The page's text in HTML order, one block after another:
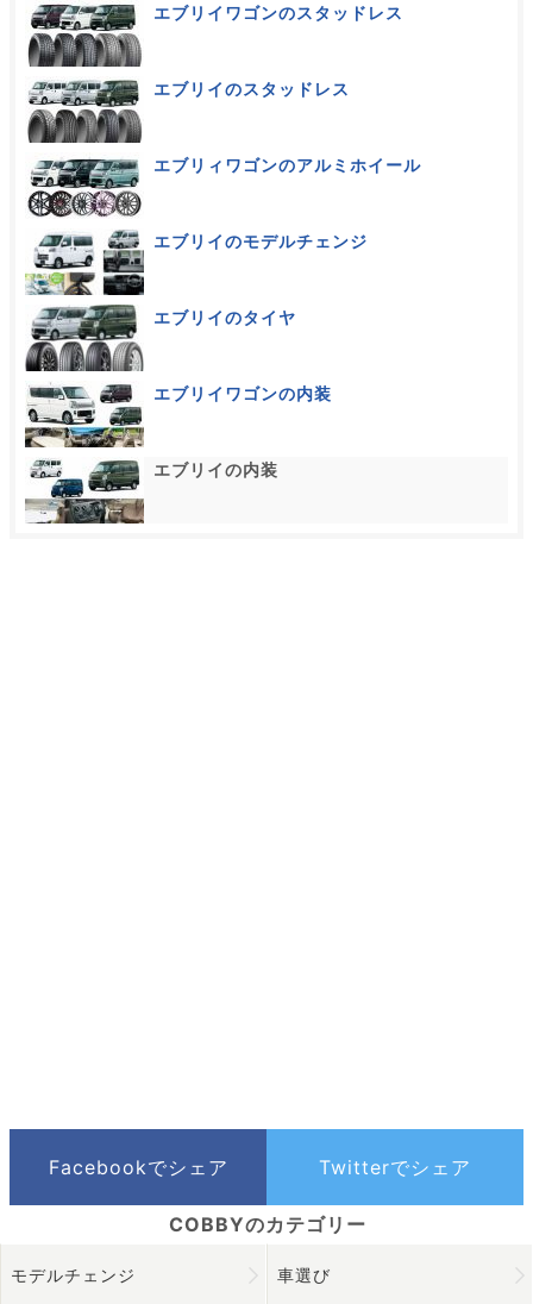
エブリイワゴンのスタッドレス
エブリイのスタッドレス
エブリィワゴンのアルミホイール
エブリイのモデルチェンジ
エブリイのタイヤ
エブリイワゴンの内装
エブリイの内装
モデルチェンジ 車選び